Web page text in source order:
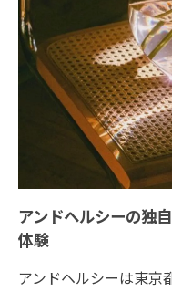
シーの安心感
自然な目元を叶
アンドヘル
テ頻度
自然な目元
過ごし方
アンドヘル
とコツ
方ガイド
アンドヘルシーの独
体験
アンドヘルシーは東京